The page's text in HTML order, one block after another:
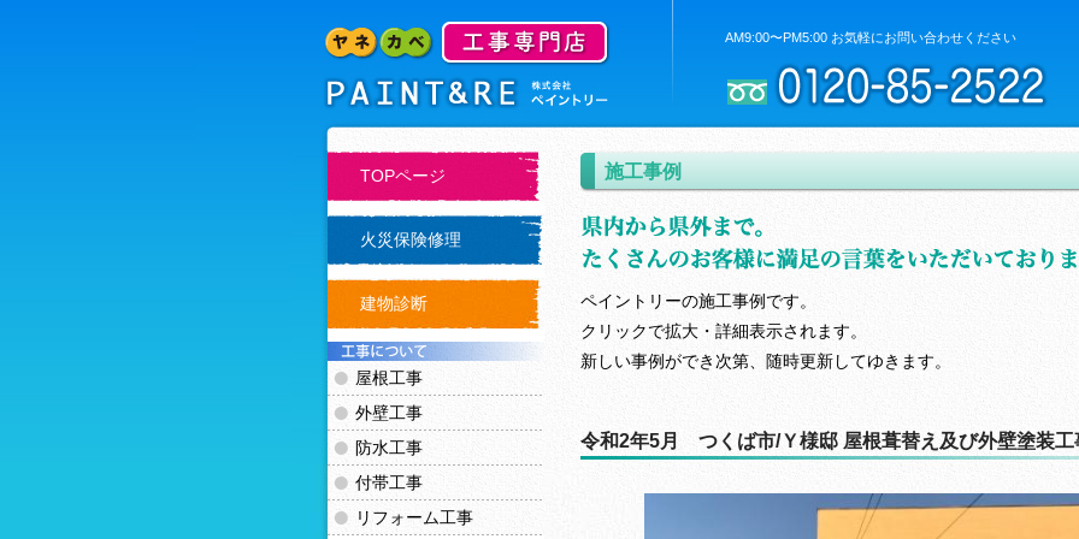
AM9:00〜PM5:00 お気軽にお問い合わせください
TOPページ
火災保険修理
建物診断
屋根工事
外壁工事
防水工事
付帯工事
リフォーム工事
施工事例
ペイントリーの施工事例です。
クリックで拡大・詳細表示されます。
新しい事例ができ次第、随時更新してゆきます。
令和2年5月 つくば市/Ｙ様邸 屋根葺替え及び外壁塗装工